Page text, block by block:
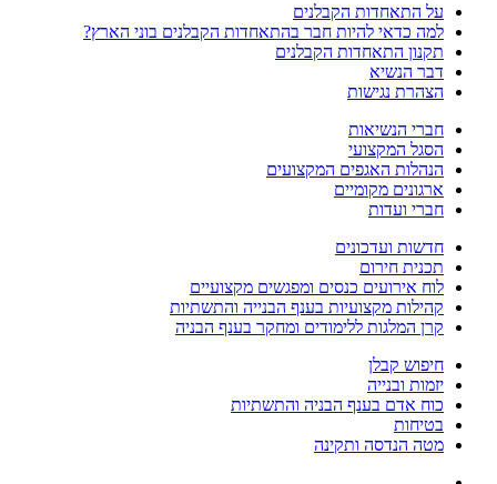
על התאחדות הקבלנים
למה כדאי להיות חבר בהתאחדות הקבלנים בוני הארץ?
תקנון התאחדות הקבלנים
דבר הנשיא
הצהרת נגישות
חברי הנשיאות
הסגל המקצועי
הנהלות האגפים המקצועים
ארגונים מקומיים
חברי ועדות
חדשות ועדכונים
תכנית חירום
לוח אירועים כנסים ומפגשים מקצועיים
קהילות מקצועיות בענף הבנייה והתשתיות
קרן המלגות ללימודים ומחקר בענף הבניה
חיפוש קבלן
יזמות ובנייה
כוח אדם בענף הבניה והתשתיות
בטיחות
מטה הנדסה ותקינה